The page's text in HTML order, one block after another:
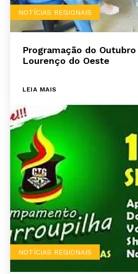
NOTÍCIAS REGIONAIS
Programação do Outubro
Lourenço do Oeste
LEIA MAIS
NOTÍCIAS REGIONAIS